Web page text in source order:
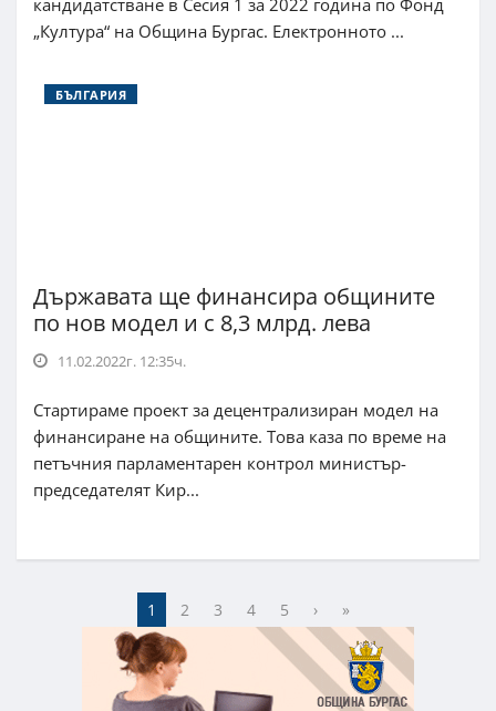
кандидатстване в Сесия 1 за 2022 година по Фонд
„Култура“ на Община Бургас. Електронното ...
БЪЛГАРИЯ
Държавата ще финансира общините
по нов модел и с 8,3 млрд. лева
11.02.2022г. 12:35ч.
Стартираме проект за децентрализиран модел на
финансиране на общините. Това каза по време на
петъчния парламентарен контрол министър-
председателят Кир...
1 2 3 4 5 › »